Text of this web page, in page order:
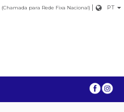
(Chamada para Rede Fixa Nacional) | PT